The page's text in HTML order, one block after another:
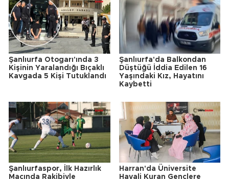
Şanlıurfa Otogarı'ında 3
Kişinin Yaralandığı Bıçaklı
Kavgada 5 Kişi Tutuklandı
Şanlıurfa'da Balkondan
Düştüğü İddia Edilen 16
Yaşındaki Kız, Hayatını
Kaybetti
Şanlıurfaspor, İlk Hazırlık
Maçında Rakibiyle
Harran'da Üniversite
Hayali Kuran Gençlere